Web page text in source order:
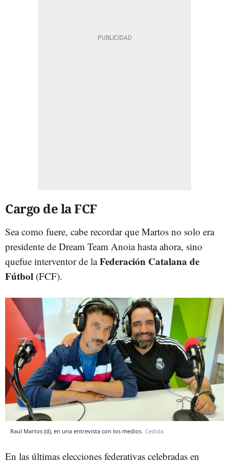
Cargo de la FCF
Sea como fuere, cabe recordar que Martos no solo era
presidente de Dream Team Anoia hasta ahora, sino
quefue interventor de laFederación Catalana de
Fútbol (FCF).
Raul Martos (d), en una entrevista con los medios Cedida
En las últimas elecciones federativas celebradas en